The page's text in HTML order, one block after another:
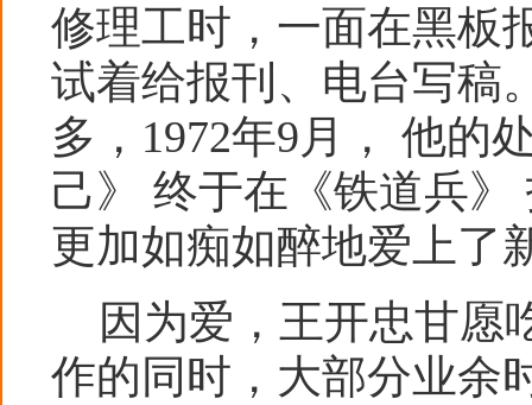
修理工时，一面在黑板
试着给报刊、电台写稿
多，1972年9月， 他的
己》 终于在《铁道兵
更加如痴如醉地爱上了
因为爱，王开忠甘愿
作的同时，大部分业余